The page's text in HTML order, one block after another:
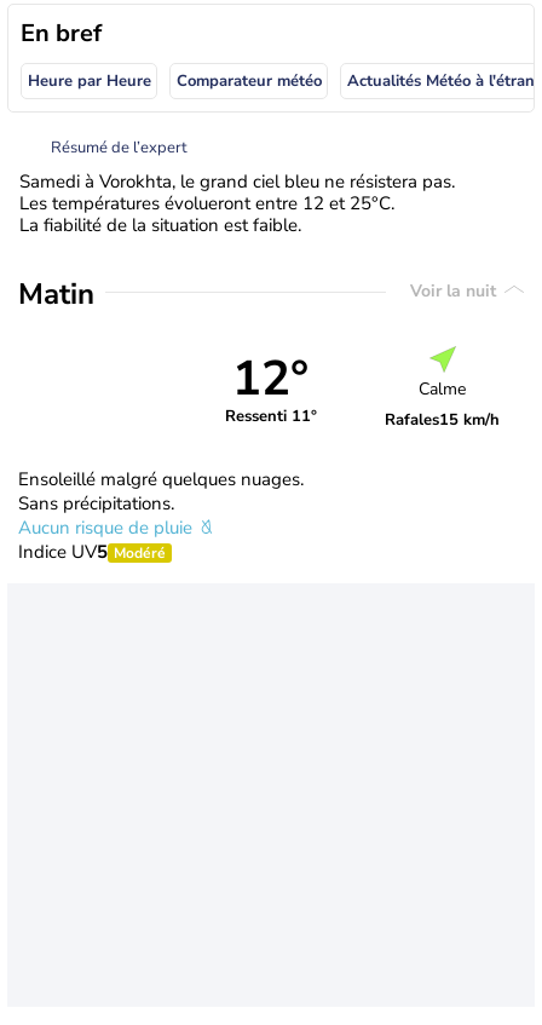
En bref
Heure par Heure Comparateur météo
Résumé de l’expert
Samedi à Vorokhta, le grand ciel bleu ne résistera pas.
Les températures évolueront entre 12 et 25°C.
La fiabilité de la situation est faible.
Matin Voir la nuit
12°
Ressenti 11°
Calme
Rafales15 km/h
Ensoleillé malgré quelques nuages.
Sans précipitations.
Aucun risque de pluie
Indice UV5 Modéré